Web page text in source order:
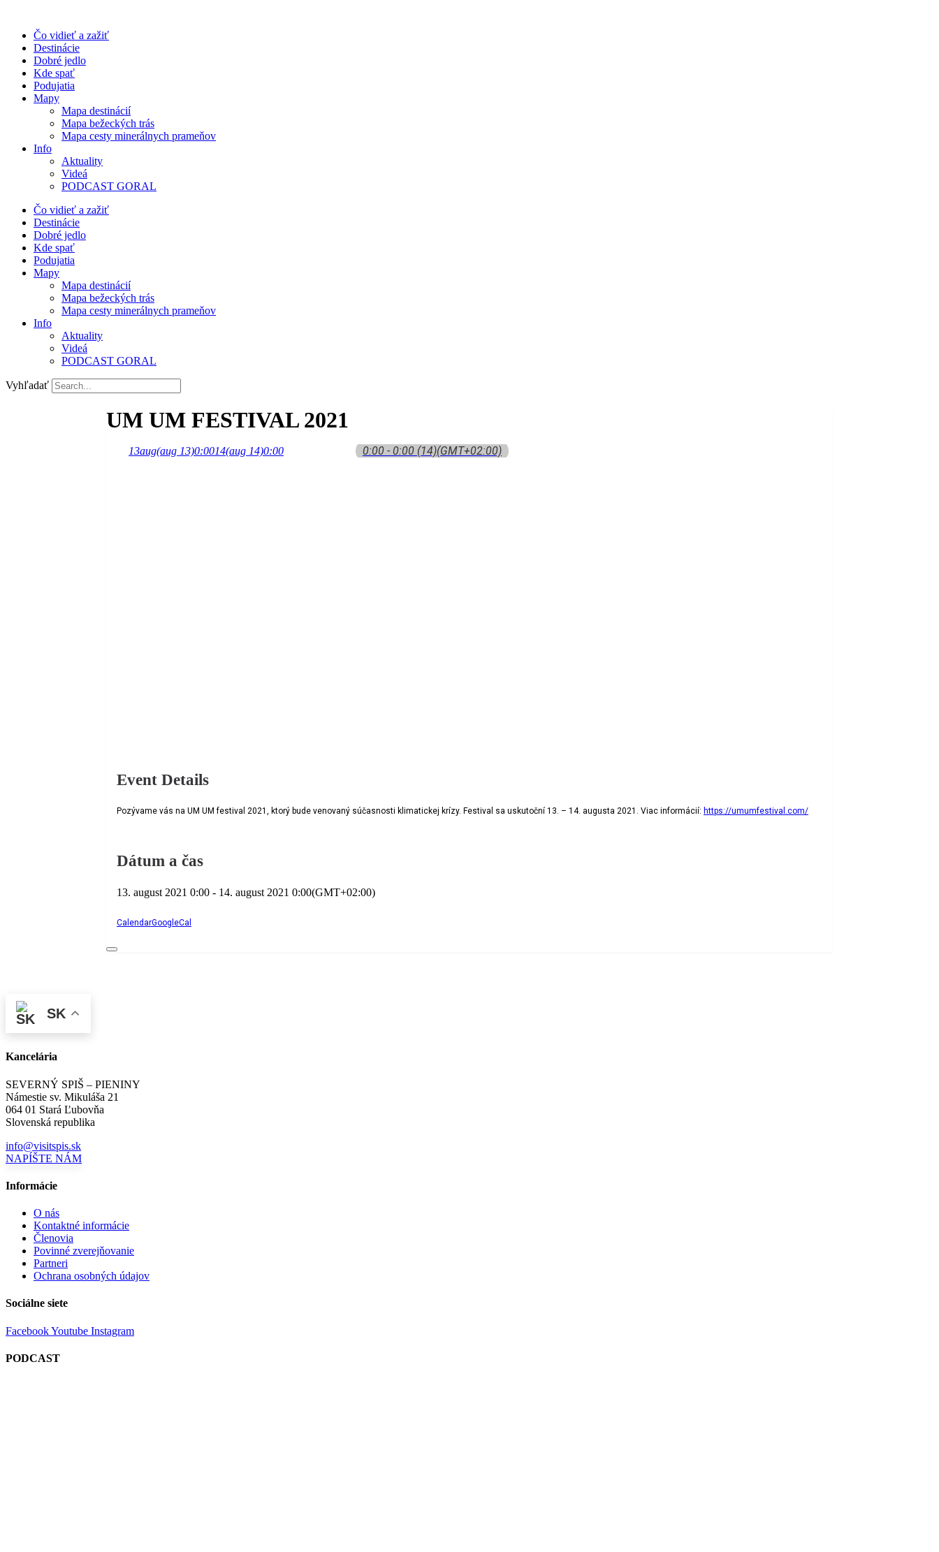
obsah
Čo vidieť a zažiť
Destinácie
Dobré jedlo
Kde spať
Podujatia
Mapy
Mapa destinácií
Mapa bežeckých trás
Mapa cesty minerálnych prameňov
Info
Aktuality
Videá
PODCAST GORAL
Čo vidieť a zažiť
Destinácie
Dobré jedlo
Kde spať
Podujatia
Mapy
Mapa destinácií
Mapa bežeckých trás
Mapa cesty minerálnych prameňov
Info
Aktuality
Videá
PODCAST GORAL
Vyhľadať
UM UM FESTIVAL 2021
13aug(aug 13)0:0014(aug 14)0:00 0:00 - 0:00 (14)(GMT+02:00)
Event Details
Pozývame vás na UM UM festival 2021, ktorý bude venovaný súčasnosti klimatickej krízy. Festival sa uskutoční 13. – 14. augusta 2021. Viac informácií: https://umumfestival.com/
Dátum a čas
13. august 2021 0:00 - 14. august 2021 0:00(GMT+02:00)
CalendarGoogleCal
SK
Kancelária
SEVERNÝ SPIŠ – PIENINY
Námestie sv. Mikuláša 21
064 01 Stará Ľubovňa
Slovenská republika
info@visitspis.sk
NAPÍŠTE NÁM
Informácie
O nás
Kontaktné informácie
Členovia
Povinné zverejňovanie
Partneri
Ochrana osobných údajov
Sociálne siete
FacebookYoutube Instagram
PODCAST